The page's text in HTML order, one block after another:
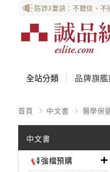
防詐3要訣：不聽信、不
全站分類 品牌旗
首頁 中文書 醫學保
中文書
📢強檔預購